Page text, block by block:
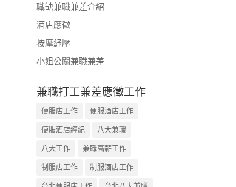
職缺兼職兼差介紹
酒店應徵
按摩紓壓
小姐公關兼職兼差
兼職打工兼差應徵工作
便服店工作
便服酒店工作
便服酒店經紀
八大兼職
八大工作
兼職高薪工作
制服店工作
制服酒店工作